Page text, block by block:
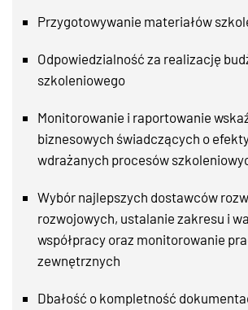
Przygotowywanie materiałów
Odpowiedzialność za realizację
szkoleniowego
Monitorowanie i raportowanie
biznesowych świadczących o
wdrażanych procesów
Wybór najlepszych dostawców
rozwojowych, ustalanie zakresu i
współpracy oraz monitorowanie
zewnętrznych
Dbałość o kompletność